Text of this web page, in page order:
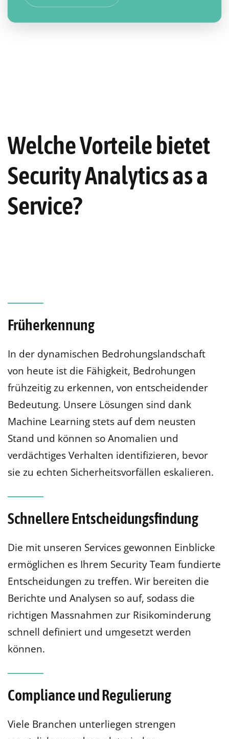
Welche Vorteile bietet
Security Analytics as a
Service?
Früherkennung
In der dynamischen Bedrohungslandschaft
von heute ist die Fähigkeit, Bedrohungen
frühzeitig zu erkennen, von entscheidender
Bedeutung. Unsere Lösungen sind dank
Machine Learning stets auf dem neusten
Stand und können so Anomalien und
verdächtiges Verhalten identifizieren, bevor
sie zu echten Sicherheitsvorfällen eskalieren.
Schnellere Entscheidungsfindung
Die mit unseren Services gewonnen Einblicke
ermöglichen es Ihrem Security Team fundierte
Entscheidungen zu treffen. Wir bereiten die
Berichte und Analysen so auf, sodass die
richtigen Massnahmen zur Risikominderung
schnell definiert und umgesetzt werden
können.
Compliance und Regulierung
Viele Branchen unterliegen strengen